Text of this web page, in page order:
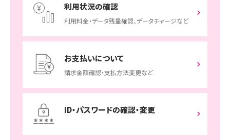
利用状況の確認
利用料金・データ残量確認、データチャージなど
お支払いについて
請求金額確認・支払方法変更など
ID・パスワードの確認・変更